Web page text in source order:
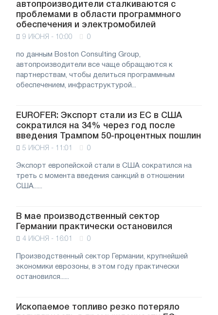
автопроизводители сталкиваются с
проблемами в области программного
обеспечения и электромобилей
9 ИЮНЯ - 10:00 0
по данным Boston Consulting Group,
автопроизводители все чаще обращаются к
партнерствам, чтобы делиться программным
обеспечением, инфраструктурой...
EUROFER: Экспорт стали из ЕС в США
сократился на 34% через год после
введения Трампом 50-процентных пошлин
5 ИЮНЯ - 11:01 0
Экспорт европейской стали в США сократился на
треть с момента введения санкций в отношении
США......
В мае производственный сектор
Германии практически остановился
4 ИЮНЯ - 16:01 0
Производственный сектор Германии, крупнейшей
экономики еврозоны, в этом году практически
остановился......
Ископаемое топливо резко потеряло